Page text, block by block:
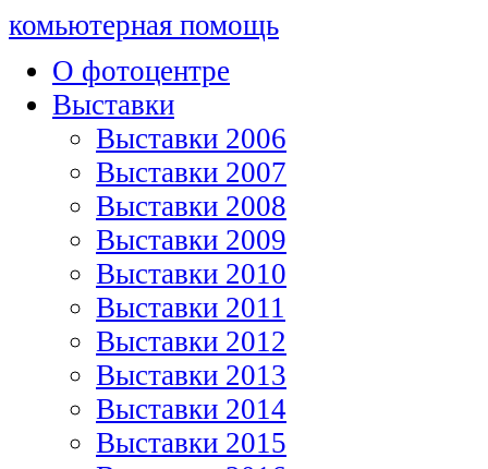
комьютерная помощь
О фотоцентре
Выставки
Выставки 2006
Выставки 2007
Выставки 2008
Выставки 2009
Выставки 2010
Выставки 2011
Выставки 2012
Выставки 2013
Выставки 2014
Выставки 2015